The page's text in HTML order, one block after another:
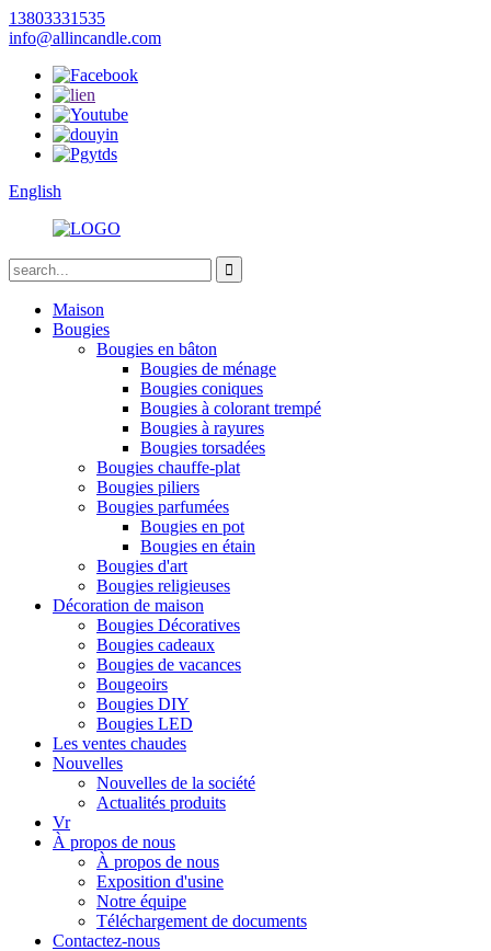
13803331535
info@allincandle.com
English
Maison
Bougies
Bougies en bâton
Bougies de ménage
Bougies coniques
Bougies à colorant trempé
Bougies à rayures
Bougies torsadées
Bougies chauffe-plat
Bougies piliers
Bougies parfumées
Bougies en pot
Bougies en étain
Bougies d'art
Bougies religieuses
Décoration de maison
Bougies Décoratives
Bougies cadeaux
Bougies de vacances
Bougeoirs
Bougies DIY
Bougies LED
Les ventes chaudes
Nouvelles
Nouvelles de la société
Actualités produits
Vr
À propos de nous
À propos de nous
Exposition d'usine
Notre équipe
Téléchargement de documents
Contactez-nous